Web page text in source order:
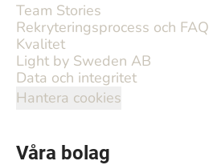
Team Stories
Rekryteringsprocess och FAQ
Kvalitet
Light by Sweden AB
Data och integritet
Hantera cookies
Våra bolag